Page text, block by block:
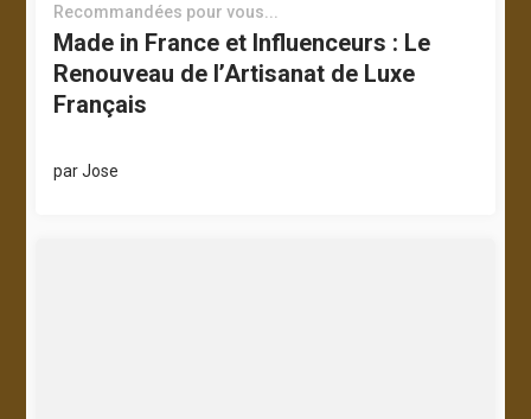
Recommandées pour vous...
Made in France et Influenceurs : Le
Renouveau de l’Artisanat de Luxe
Français
parJose